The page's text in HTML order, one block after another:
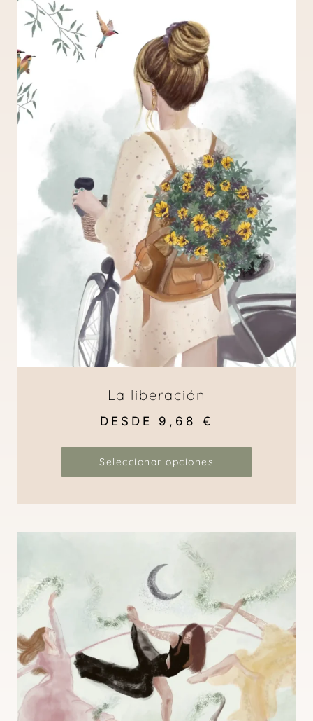
La liberación
DESDE 9,68 €
Seleccionar opciones